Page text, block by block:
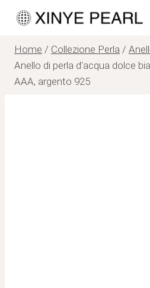
Salta
contenuto
Home / Collezione Perla /
Anello di perla d'acqua dolce
AAA, argento 925